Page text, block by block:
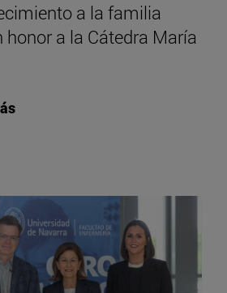
a la familia
honor a la Cátedra María